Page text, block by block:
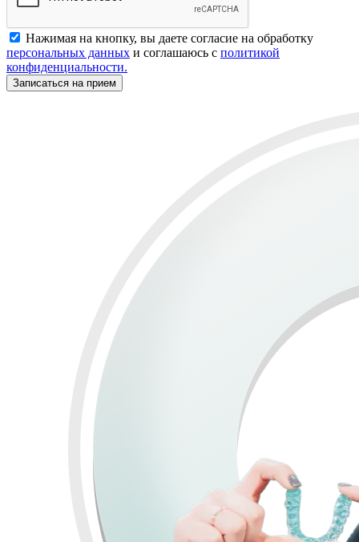
Нажимая на кнопку, вы даете согласие на обработку
персональных данных и соглашаюсь с политикой
конфиденциальности.
Записаться на прием